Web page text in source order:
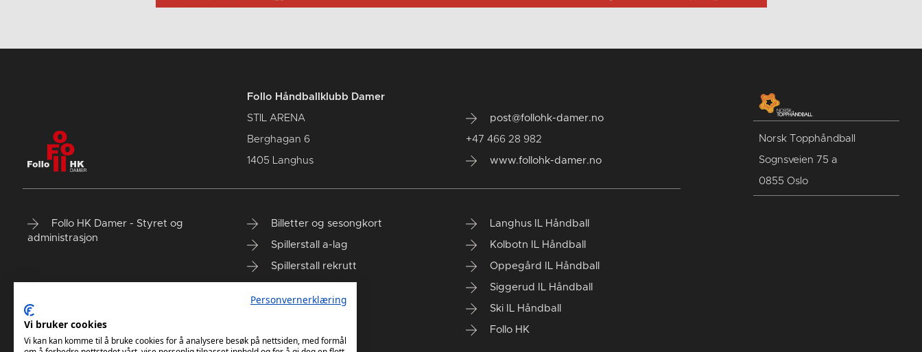
Follo Håndballklubb Damer
STIL ARENA
Berghagan 6
1405 Langhus
post@follohk-damer.no
+47 466 28 982
www.follohk-damer.no
Follo HK Damer - Styret og
administrasjon
Billetter og sesongkort
Spillerstall a-lag
Spillerstall rekrutt
Langhus IL Håndball
Kolbotn IL Håndball
Oppegård IL Håndball
Siggerud IL Håndball
Ski IL Håndball
Follo HK
Norsk Topphåndball
Sognsveien 75 a
0855 Oslo
Personvernerklæring
Vi bruker cookies
Vi kan kan komme til å bruke cookies for å analysere besøk på nettsiden, med formål